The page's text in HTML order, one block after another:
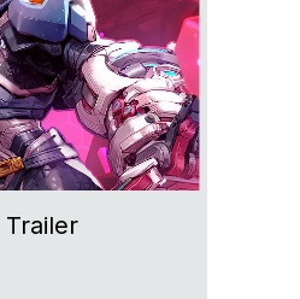
Trailer